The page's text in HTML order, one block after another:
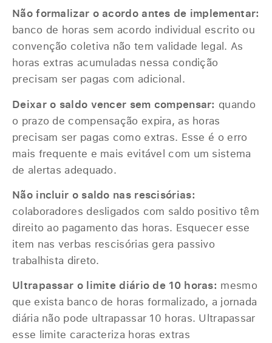
Não formalizar o acordo antes de implementar:
banco de horas sem acordo individual escrito ou
convenção coletiva não tem validade legal. As
horas extras acumuladas nessa condição
precisam ser pagas com adicional.
Deixar o saldo vencer sem compensar: quando
o prazo de compensação expira, as horas
precisam ser pagas como extras. Esse é o erro
mais frequente e mais evitável com um sistema
de alertas adequado.
Não incluir o saldo nas rescisórias:
colaboradores desligados com saldo positivo têm
direito ao pagamento das horas. Esquecer esse
item nas verbas rescisórias gera passivo
trabalhista direto.
Ultrapassar o limite diário de 10 horas: mesmo
que exista banco de horas formalizado, a jornada
diária não pode ultrapassar 10 horas. Ultrapassar
esse limite caracteriza horas extras